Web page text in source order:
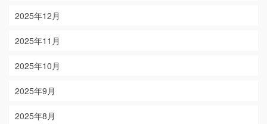
2025年12月
2025年11月
2025年10月
2025年9月
2025年8月